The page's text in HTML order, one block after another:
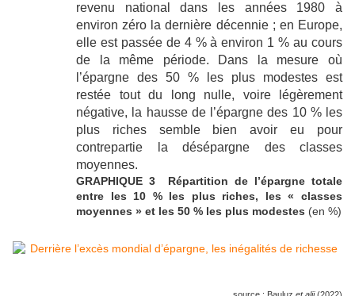
revenu national dans les années 1980 à
environ zéro la dernière décennie ; en Europe,
elle est passée de 4 % à environ 1 % au cours
de la même période. Dans la mesure où
l’épargne des 50 % les plus modestes est
restée tout du long nulle, voire légèrement
négative, la hausse de l’épargne des 10 % les
plus riches semble bien avoir eu pour
contrepartie la désépargne des classes
moyennes.
GRAPHIQUE 3 Répartition de l’épargne totale
entre les 10 % les plus riches, les « classes
moyennes » et les 50 % les plus modestes (en %)